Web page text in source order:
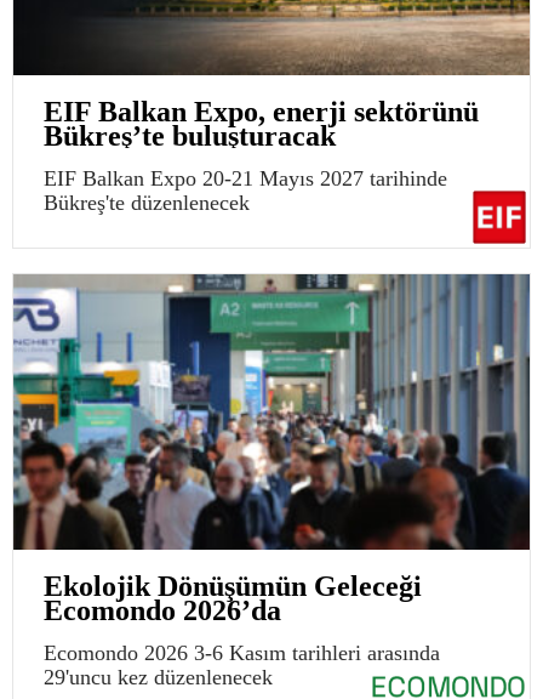
EIF Balkan Expo, enerji sektörünü
Bükreş’te buluşturacak
EIF Balkan Expo 20-21 Mayıs 2027 tarihinde
Bükreş'te düzenlenecek
Ekolojik Dönüşümün Geleceği
Ecomondo 2026’da
Ecomondo 2026 3-6 Kasım tarihleri arasında
29'uncu kez düzenlenecek